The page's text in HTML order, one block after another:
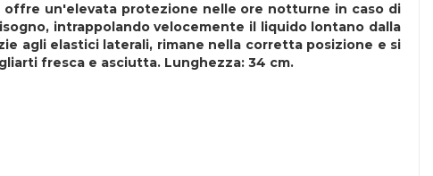
un'elevata protezione nelle ore notturne in caso di
intrappolando velocemente il liquido lontano dalla
agli elastici laterali, rimane nella corretta posizione e si
fresca e asciutta. Lunghezza: 34 cm.